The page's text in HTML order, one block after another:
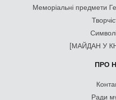
Меморіальні предмети
[МАЙДАН У
ПРО
Ради